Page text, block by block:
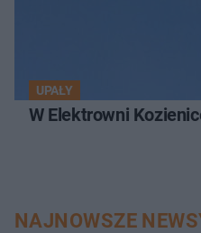
UPAŁY
W Elektrowni
NAJNOWSZE